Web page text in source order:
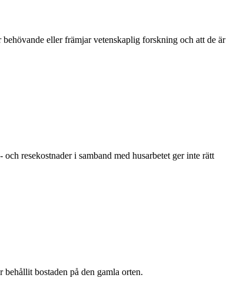
eller främjar vetenskaplig forskning och att de är
resekostnader i samband med husarbetet ger inte rätt
bostaden på den gamla orten.